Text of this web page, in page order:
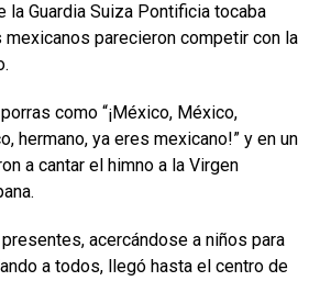
la Guardia Suiza Pontificia tocaba
parecieron competir con la
como “¡México, México,
hermano, ya eres mexicano!” y en un
a cantar el himno a la Virgen
acercándose a niños para
a todos, llegó hasta el centro de